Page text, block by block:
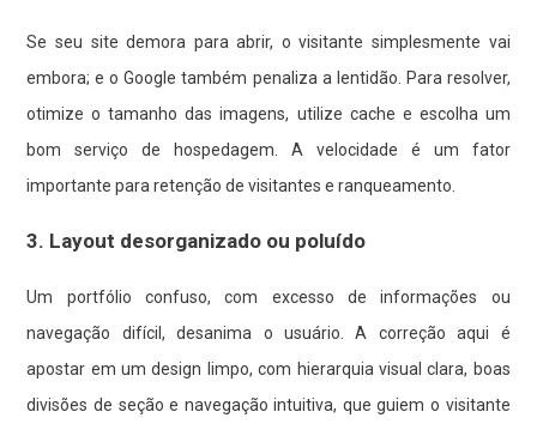
Se seu site demora para abrir, o visitante simplesmente vai
embora; e o Google também penaliza a lentidão. Para resolver,
otimize o tamanho das imagens, utilize cache e escolha um
bom serviço de hospedagem. A velocidade é um fator
importante para retenção de visitantes e ranqueamento.
3. Layout desorganizado ou poluído
Um portfólio confuso, com excesso de informações ou
navegação difícil, desanima o usuário. A correção aqui é
apostar em um design limpo, com hierarquia visual clara, boas
divisões de seção e navegação intuitiva, que guiem o visitante